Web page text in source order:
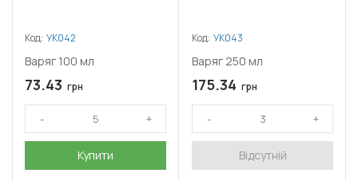
Код: УК042
Варяг 100 мл
73.43 грн
Купити
Код: УК043
Варяг 250 мл
175.34 грн
Відсутній